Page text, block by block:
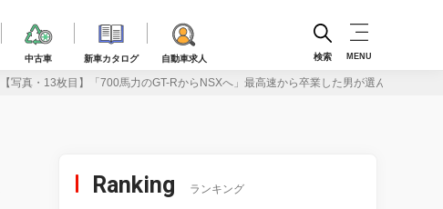
中古車 新車カタログ 自動車求人 検索 MENU
【写真・13枚目】「700馬力のGT-RからNSXへ」最高速から卒業した男が選んだ“最後の
Ranking ランキング